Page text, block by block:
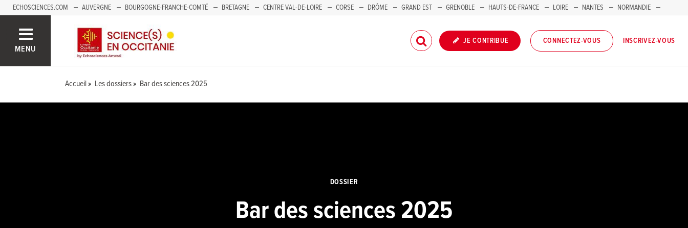
ECHOSCIENCES.COM AUVERGNE BOURGOGNE-FRANCHE-COMTÉ BRETAGNE CENTRE VAL-DE-LOIRE CORSE DRÔME GRAND EST GRENOBLE HAUTS-DE-FRANCE LOIRE NANTES
NORMANDIE
MENU
JE CONTRIBUE CONNECTEZ-VOUS INSCRIVEZ-VOUS
Accueil Les dossiers Bar des sciences 2025
DOSSIER
Bar des sciences 2025